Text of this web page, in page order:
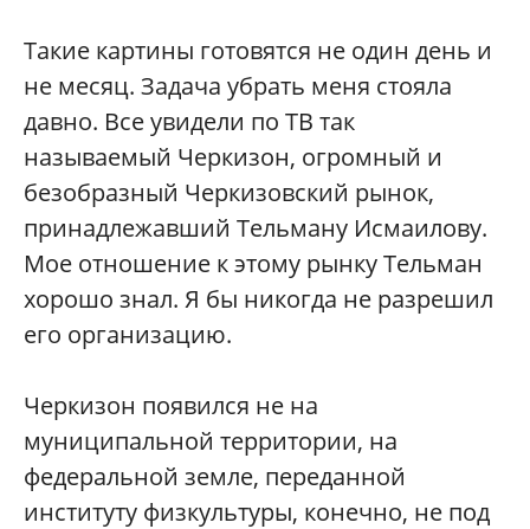
Такие картины готовятся не один день и
не месяц. Задача убрать меня стояла
давно. Все увидели по ТВ так
называемый Черкизон, огромный и
безобразный Черкизовский рынок,
принадлежавший Тельману Исмаилову.
Мое отношение к этому рынку Тельман
хорошо знал. Я бы никогда не разрешил
его организацию.
Черкизон появился не на
муниципальной территории, на
федеральной земле, переданной
институту физкультуры, конечно, не под